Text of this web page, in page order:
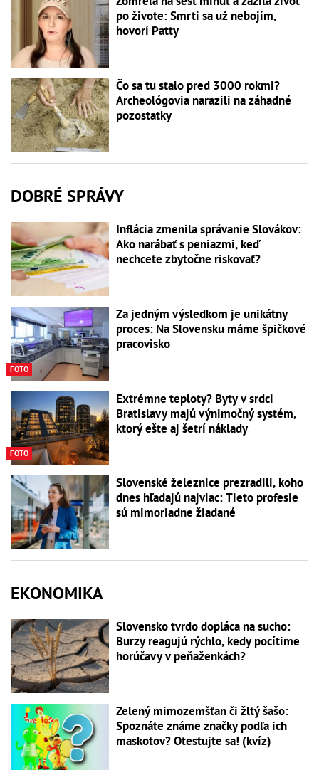
po živote: Smrti sa už nebojím,
hovorí Patty
Čo sa tu stalo pred 3000 rokmi?
Archeológovia narazili na záhadné
pozostatky
DOBRÉ SPRÁVY
Inflácia zmenila správanie Slovákov:
Ako narábať s peniazmi, keď
nechcete zbytočne riskovať?
FOTO
Za jedným výsledkom je unikátny
proces: Na Slovensku máme špičkové
pracovisko
FOTO
Extrémne teploty? Byty v srdci
Bratislavy majú výnimočný systém,
ktorý ešte aj šetrí náklady
Slovenské železnice prezradili, koho
dnes hľadajú najviac: Tieto profesie
sú mimoriadne žiadané
EKONOMIKA
Slovensko tvrdo dopláca na sucho:
Burzy reagujú rýchlo, kedy pocítime
horúčavy v peňaženkách?
Zelený mimozemšťan či žltý šašo:
Spoznáte známe značky podľa ich
maskotov? Otestujte sa! (kvíz)